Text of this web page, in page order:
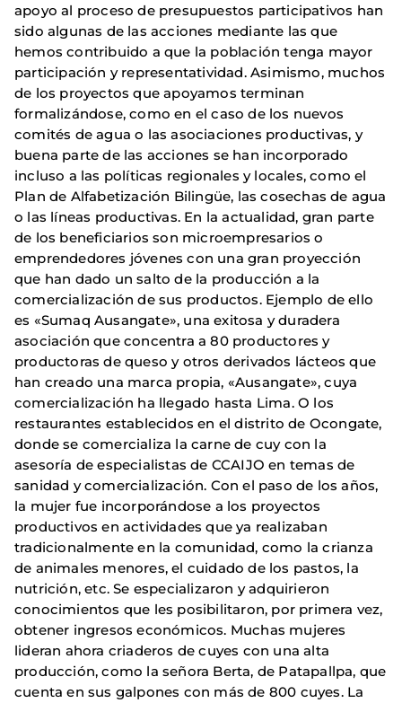
apoyo al proceso de presupuestos participativos han
sido algunas de las acciones mediante las que
hemos contribuido a que la población tenga mayor
participación y representatividad. Asimismo, muchos
de los proyectos que apoyamos terminan
formalizándose, como en el caso de los nuevos
comités de agua o las asociaciones productivas, y
buena parte de las acciones se han incorporado
incluso a las políticas regionales y locales, como el
Plan de Alfabetización Bilingüe, las cosechas de agua
o las líneas productivas. En la actualidad, gran parte
de los beneficiarios son microempresarios o
emprendedores jóvenes con una gran proyección
que han dado un salto de la producción a la
comercialización de sus productos. Ejemplo de ello
es «Sumaq Ausangate», una exitosa y duradera
asociación que concentra a 80 productores y
productoras de queso y otros derivados lácteos que
han creado una marca propia, «Ausangate», cuya
comercialización ha llegado hasta Lima. O los
restaurantes establecidos en el distrito de Ocongate,
donde se comercializa la carne de cuy con la
asesoría de especialistas de CCAIJO en temas de
sanidad y comercialización. Con el paso de los años,
la mujer fue incorporándose a los proyectos
productivos en actividades que ya realizaban
tradicionalmente en la comunidad, como la crianza
de animales menores, el cuidado de los pastos, la
nutrición, etc. Se especializaron y adquirieron
conocimientos que les posibilitaron, por primera vez,
obtener ingresos económicos. Muchas mujeres
lideran ahora criaderos de cuyes con una alta
producción, como la señora Berta, de Patapallpa, que
cuenta en sus galpones con más de 800 cuyes. La